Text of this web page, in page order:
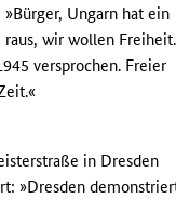
Ungarn hat ein
raus, wir wollen Freiheit.
versprochen. Freier
in Dresden
»Dresden